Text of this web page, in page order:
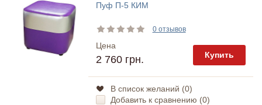
Пуф П-5 КИМ
0 отзывов
Цена
2 760 грн. Купить
В список желаний (0)
Добавить к сравнению (0)